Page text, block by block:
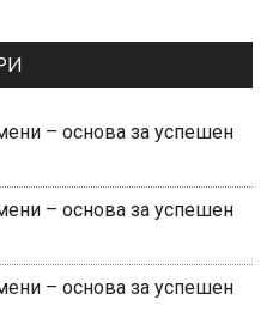
– основа за успешен
– основа за успешен
– основа за успешен